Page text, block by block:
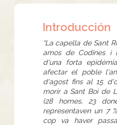
Introducción
“La capella de Sant
amos de Codines i
d'una forta
afectar el poble
d'agost fins al 15
morir a Sant Boi de
(28 homes, 23
representaven un 7
cop va haver